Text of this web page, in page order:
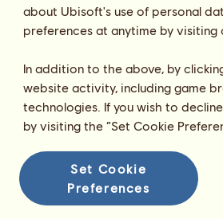
about Ubisoft's use of personal
preferences at anytime by
In addition to the above, by
website activity, including game
technologies. If you wish to
by visiting the “Set Cookie
Set Cookie
Preferences